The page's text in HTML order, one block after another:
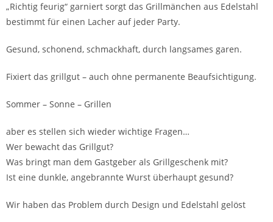
„Richtig feurig“ garniert sorgt das Grillmänchen aus Edelstahl
bestimmt für einen Lacher auf jeder Party.
Gesund, schonend, schmackhaft, durch langsames garen.
Fixiert das grillgut – auch ohne permanente Beaufsichtigung.
Sommer – Sonne – Grillen
aber es stellen sich wieder wichtige Fragen…
Wer bewacht das Grillgut?
Was bringt man dem Gastgeber als Grillgeschenk mit?
Ist eine dunkle, angebrannte Wurst überhaupt gesund?
Wir haben das Problem durch Design und Edelstahl gelöst